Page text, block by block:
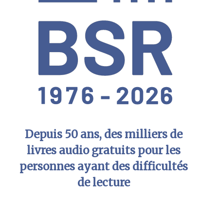
Depuis 50 ans, des milliers de
livres audio gratuits pour les
personnes ayant des difficultés
de lecture